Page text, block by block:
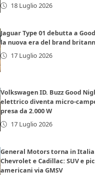
18 Luglio 2026
Jaguar Type 01 debutta a
la nuova era del brand
17 Luglio 2026
Volkswagen ID. Buzz Good
elettrico diventa micro-
presa da 2.000 W
17 Luglio 2026
General Motors torna in
Chevrolet e Cadillac: SUV e
americani via GMSV